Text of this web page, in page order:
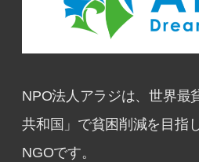
NPO法人アラジは、世界最
共和国」で貧困削減を目指
NGOです。